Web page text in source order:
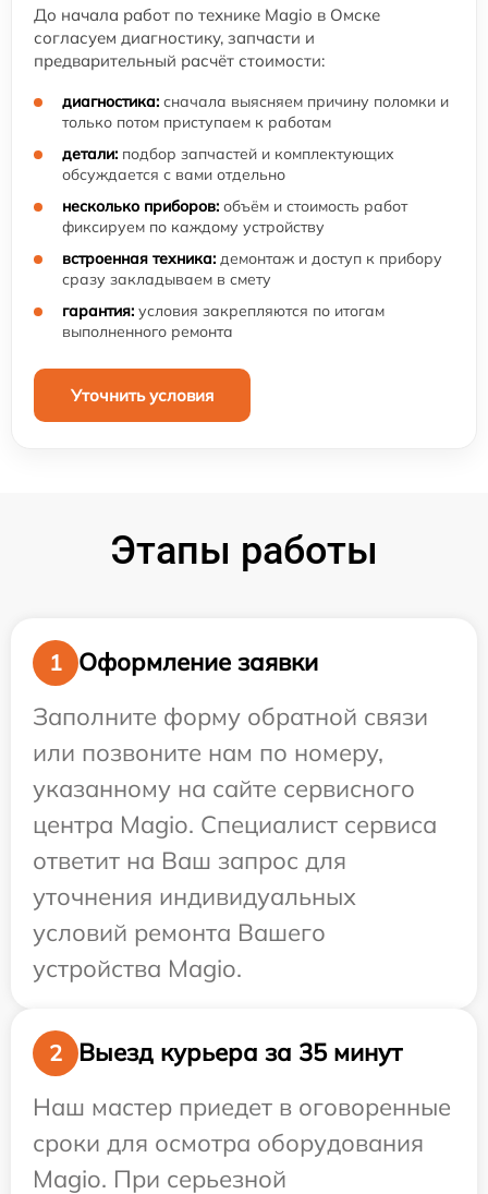
До начала работ по технике Magio в Омске
согласуем диагностику, запчасти и
предварительный расчёт стоимости:
диагностика: сначала выясняем причину поломки и
только потом приступаем к работам
детали: подбор запчастей и комплектующих
обсуждается с вами отдельно
несколько приборов: объём и стоимость работ
фиксируем по каждому устройству
встроенная техника: демонтаж и доступ к прибору
сразу закладываем в смету
гарантия: условия закрепляются по итогам
выполненного ремонта
Уточнить условия
Этапы работы
1
Оформление заявки
Заполните форму обратной связи
или позвоните нам по номеру,
указанному на сайте сервисного
центра Magio. Специалист сервиса
ответит на Ваш запрос для
уточнения индивидуальных
условий ремонта Вашего
устройства Magio.
2
Выезд курьера за 35 минут
Наш мастер приедет в оговоренные
сроки для осмотра оборудования
Magio. При серьезной